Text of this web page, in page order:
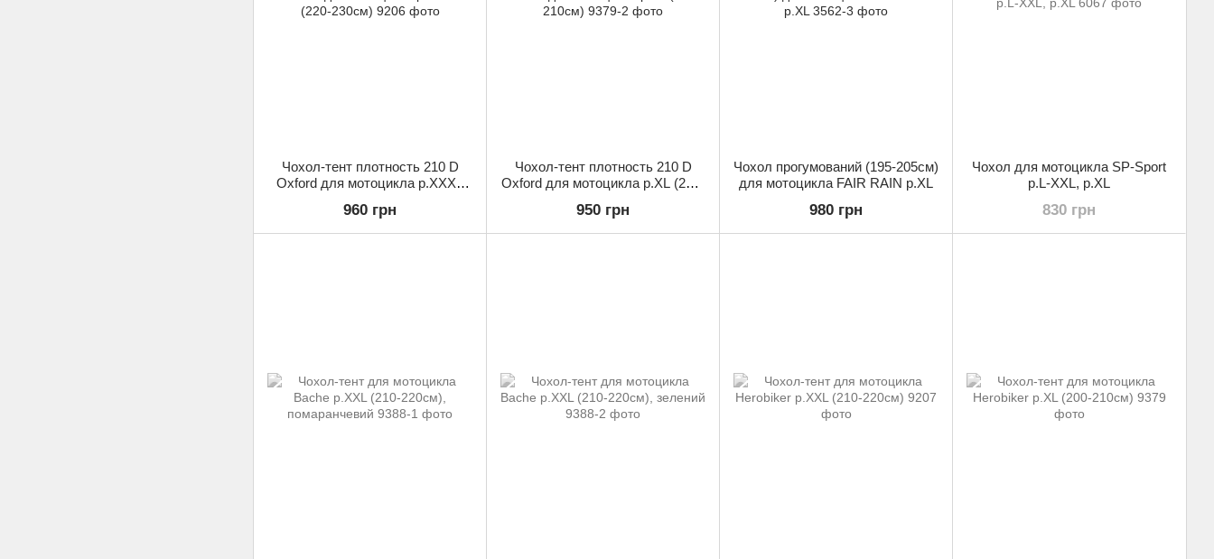
Чохол-тент плотность 210 D
Oxford для мотоцикла р.XXXL
960 грн
Чохол-тент плотность 210 D
Oxford для мотоцикла р.XL (200-
950 грн
Чохол прогумований (195-205см)
для мотоцикла FAIR RAIN р.XL
980 грн
Чохол для мотоцикла SP-Sport
р.L-XXL, р.XL
830 грн